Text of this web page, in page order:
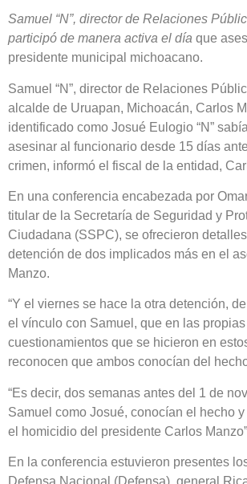
Samuel “N”, director de Relaciones
participó de manera activa el día que
presidente municipal michoacano.
Samuel “N”, director de Relaciones
alcalde de Uruapan, Michoacán, Carlos
identificado como Josué Eulogio “N”
asesinar al funcionario desde 15 días
crimen, informó el fiscal de la entidad,
En una conferencia encabezada por
titular de la Secretaría de Seguridad y
Ciudadana (SSPC), se ofrecieron
detención de dos implicados más en el
Manzo.
“Y el viernes se hace la otra detención,
el vínculo con Samuel, que en las
cuestionamientos que se hicieron en
reconocen que ambos conocían del
“Es decir, dos semanas antes del 1 de
Samuel como Josué, conocían el hecho
el homicidio del presidente Carlos
En la conferencia estuvieron presentes
Defensa Nacional (Defensa), general